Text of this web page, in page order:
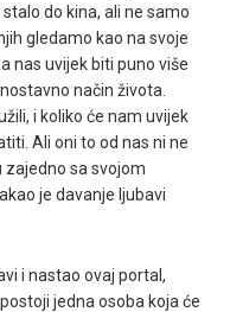
do kina, ali ne samo
gledamo kao na svoje
nas uvijek biti puno više
način života.
i koliko će nam uvijek
Ali oni to od nas ni ne
zajedno sa svojom
je davanje ljubavi
i nastao ovaj portal,
jedna osoba koja će